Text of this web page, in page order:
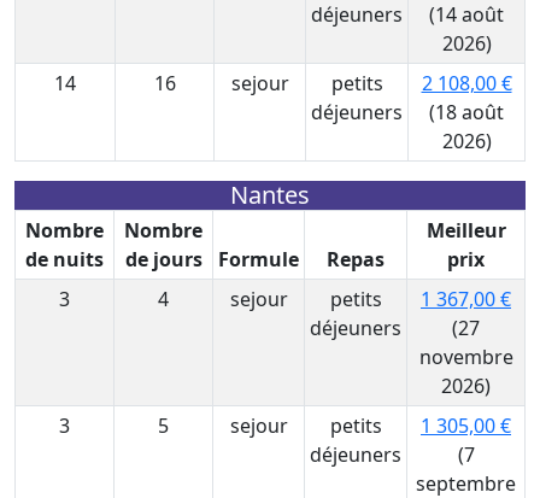
déjeuners
(14 août
2026)
14
16 sejour
petits
déjeuners
2 108,00 €
(18 août
2026)
Nantes
Nombre
de nuits
Nombre
de jours
Formule Repas
Meilleur
prix
3
4 sejour
petits
déjeuners
1 367,00 €
(27
novembre
2026)
3
5 sejour
petits
déjeuners
1 305,00 €
(7
septembre